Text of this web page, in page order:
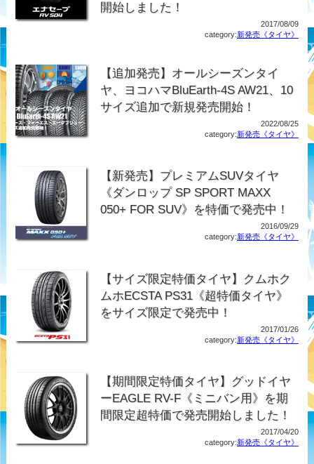
開始しました！
2017/08/09
category:新発売《タイヤ》
【追加発売】オールシーズンタイ
ヤ、ヨコハマBluEarth-4S AW21、10
サイズ追加で新規発売開始！
2022/08/25
category:新発売《タイヤ》
【新発売】プレミアムSUVタイヤ
《ダンロップ SP SPORT MAXX
050+ FOR SUV》を特価で発売中！
2016/09/29
category:新発売《タイヤ》
【サイズ限定特価タイヤ】クムホク
ムホECSTA PS31《超特価タイヤ》
をサイズ限定で発売中！
2017/01/26
category:新発売《タイヤ》
【期間限定特価タイヤ】グッドイヤ
ーEAGLE RV-F《ミニバン用》を期
間限定超特価で発売開始しました！
2017/04/20
category:新発売《タイヤ》